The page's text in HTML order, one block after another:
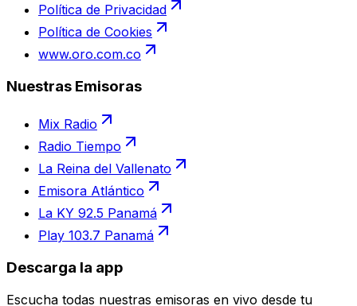
Política de Privacidad
Política de Cookies
www.oro.com.co
Nuestras Emisoras
Mix Radio
Radio Tiempo
La Reina del Vallenato
Emisora Atlántico
La KY 92.5 Panamá
Play 103.7 Panamá
Descarga la app
Escucha todas nuestras emisoras en vivo desde tu